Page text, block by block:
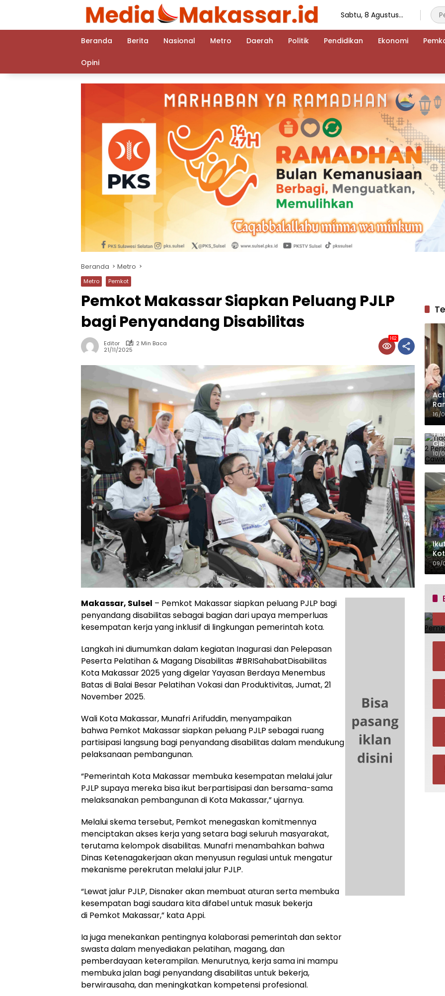
Sabtu, 8 Agustus
Beranda
Berita Nasional Metro Daerah Politik Pendidikan Ekonomi
Opini
Beranda Metro
Metro Pemkot
Pemkot Makassar Siapkan Peluang PJLP
bagi Penyandang Disabilitas
Editor
2 Min Baca
21/11/2025
162
Makassar, Sulsel – Pemkot Makassar siapkan peluang PJLP bagi
penyandang disabilitas sebagai bagian dari upaya memperluas
kesempatan kerja yang inklusif di lingkungan pemerintah kota.
Langkah ini diumumkan dalam kegiatan Inagurasi dan Pelepasan
Peserta Pelatihan & Magang Disabilitas #BRISahabatDisabilitas
Kota Makassar 2025 yang digelar Yayasan Berdaya Menembus
Batas di Balai Besar Pelatihan Vokasi dan Produktivitas, Jumat, 21
November 2025.
Wali Kota Makassar, Munafri Arifuddin, menyampaikan
bahwa Pemkot Makassar siapkan peluang PJLP sebagai ruang
partisipasi langsung bagi penyandang disabilitas dalam mendukung
pelaksanaan pembangunan.
“Pemerintah Kota Makassar membuka kesempatan melalui jalur
PJLP supaya mereka bisa ikut berpartisipasi dan bersama-sama
melaksanakan pembangunan di Kota Makassar,” ujarnya.
Melalui skema tersebut, Pemkot menegaskan komitmennya
menciptakan akses kerja yang setara bagi seluruh masyarakat,
terutama kelompok disabilitas. Munafri menambahkan bahwa
Dinas Ketenagakerjaan akan menyusun regulasi untuk mengatur
mekanisme perekrutan melalui jalur PJLP.
“Lewat jalur PJLP, Disnaker akan membuat aturan serta membuka
kesempatan bagi saudara kita difabel untuk masuk bekerja
di Pemkot Makassar,” kata Appi.
Ia juga menekankan pentingnya kolaborasi pemerintah dan sektor
swasta dalam menyediakan pelatihan, magang, dan
pemberdayaan keterampilan. Menurutnya, kerja sama ini mampu
membuka jalan bagi penyandang disabilitas untuk bekerja,
berwirausaha, dan meningkatkan kompetensi profesional.
16/
10/
09/